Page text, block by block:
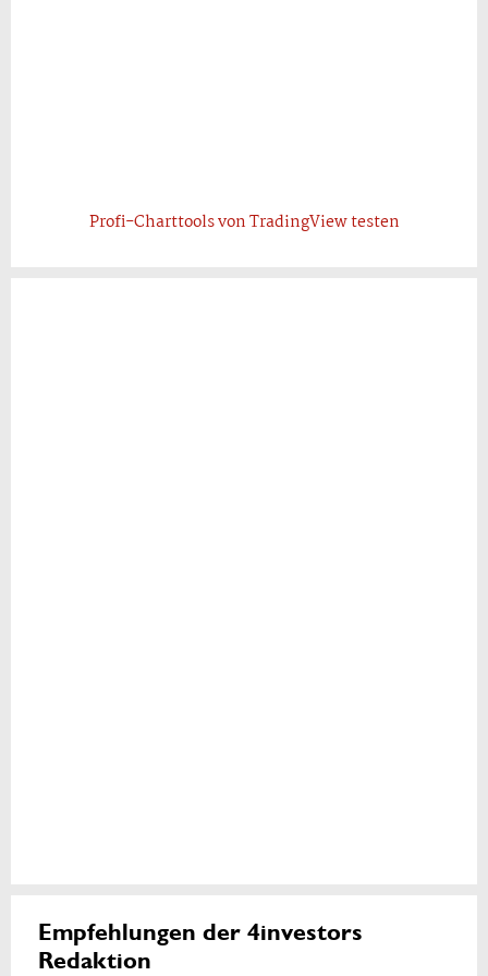
Profi-Charttools von TradingView testen
Empfehlungen der 4investors
Redaktion